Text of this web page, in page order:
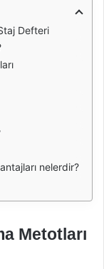
Defteri
nelerdir?
Metotları